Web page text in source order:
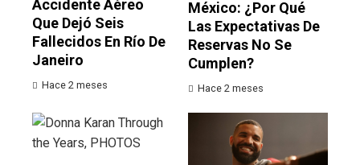
Accidente Aéreo
Que Dejó Seis
Fallecidos En Río De
Janeiro
Hace 2 meses
México: ¿por Qué
Las Expectativas De
Reservas No Se
Cumplen?
Hace 2 meses